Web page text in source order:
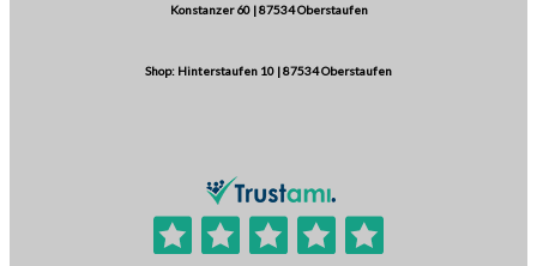
Konstanzer 60 | 87534 Oberstaufen
Shop: Hinterstaufen 10 | 87534 Oberstaufen